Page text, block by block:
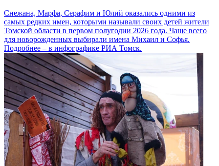
Снежана, Марфа, Серафим и Юлий оказались одними из
самых редких имен, которыми называли своих детей жители
Томской области в первом полугодии 2026 года. Чаще всего
для новорожденных выбирали имена Михаил и Софья.
Подробнее – в инфографике РИА Томск.